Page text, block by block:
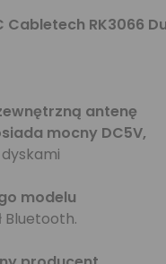
Cabletech RK3066
antenę
mocny DC5V,
modelu
Bluetooth.